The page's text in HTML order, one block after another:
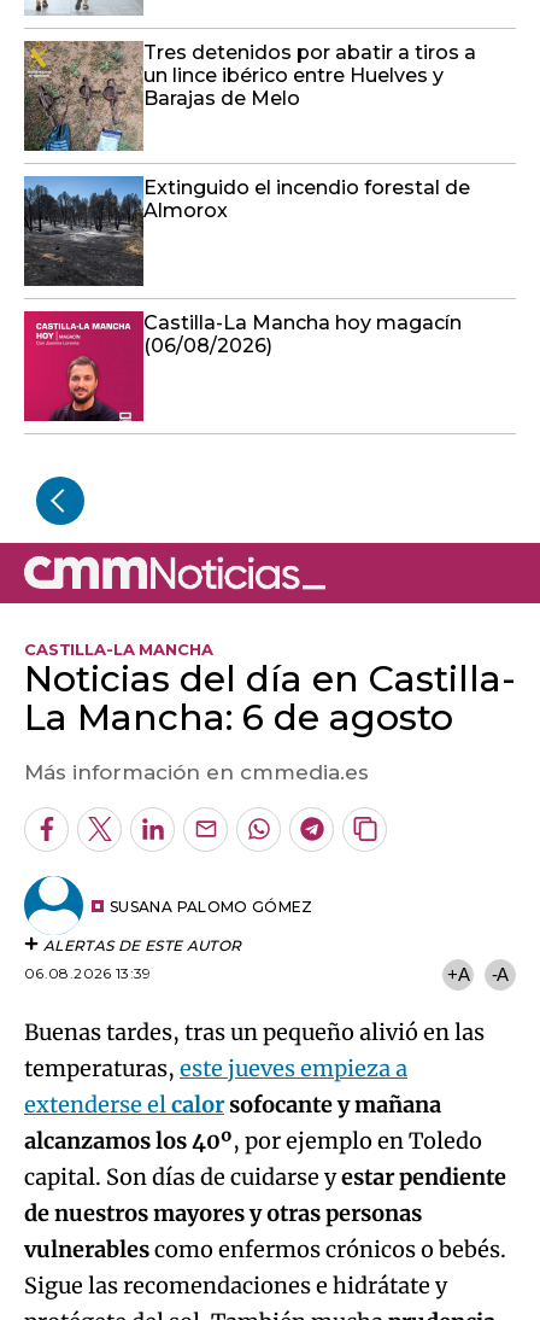
Tres detenidos por abatir a tiros a
un lince ibérico entre Huelves y
Barajas de Melo
Extinguido el incendio forestal de
Almorox
Castilla-La Mancha hoy magacín
(06/08/2026)
CASTILLA-LA MANCHA
Noticias del día en Castilla-
La Mancha: 6 de agosto
Más información en cmmedia.es
Facebook
TwitterLinkedInEnviarWhatsapp
Telegram
Copiar
SUSANA PALOMO GÓMEZ
ALERTAS DE ESTE AUTOR
06.08.2026 13:39
+A -A
Buenas tardes, tras un pequeño alivió en las
temperaturas, este jueves empieza a
extenderse elcalorsofocante y mañana
alcanzamos los 40º, por ejemplo en Toledo
capital. Son días de cuidarse yestar pendiente
de nuestros mayores y otras personas
vulnerablescomo enfermos crónicos o bebés.
Sigue las recomendaciones e hidrátate y